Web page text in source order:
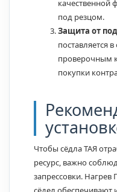
качественной
под резцом.
Защита от
поставляется
проверочным
покупки
Чтобы сёдла ТАЯ
ресурс, важно
запрессовки. Нагрев